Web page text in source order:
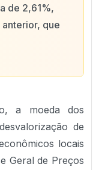
de 2,61%,
que
a moeda dos
de
locais
Geral de Preços